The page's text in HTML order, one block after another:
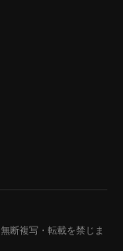
無断複写・転載を禁じま